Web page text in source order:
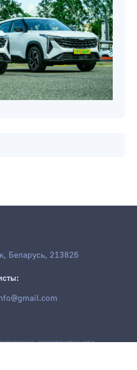
Беларусь, 213826
перепечатка или